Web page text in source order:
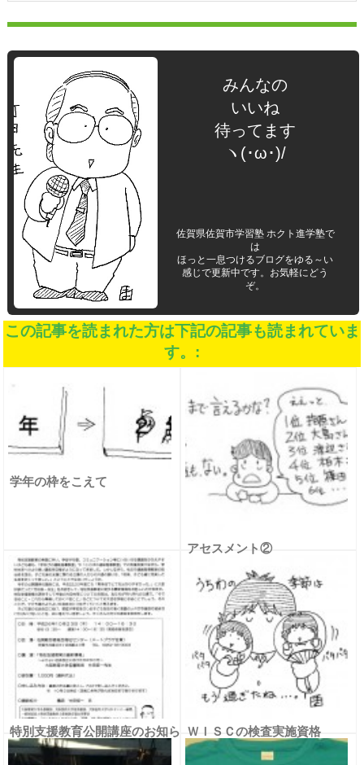
みんなの
いいね
待ってます
ヽ(･ω･)/
佐賀県佐賀市学習塾 ホクト進学塾で
は
ほっと一息つけるブログをゆる～い
感じで更新中です。お気軽にどう
ぞ。
この記事を読まれた方は下記の記事も読まれていま
す。:
学年の枠をこえて
アセスメント②
特別支援教育公開講座のお知ら
せ～竹田契一先生の講演～
ＷＩＳＣの検査実施資格